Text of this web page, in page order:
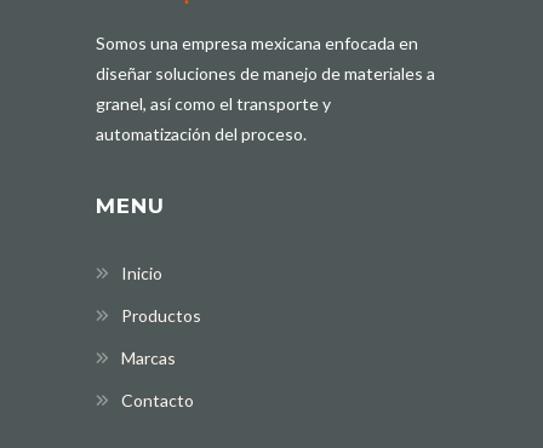
Somos una empresa mexicana enfocada en
diseñar soluciones de manejo de materiales a
granel, así como el transporte y
automatización del proceso.
MENU
Inicio
Productos
Marcas
Contacto